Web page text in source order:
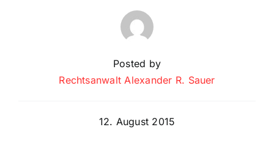
Posted by
Rechtsanwalt Alexander R. Sauer
12. August 2015